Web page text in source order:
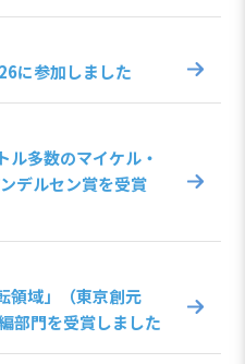
に参加しました
ル多数のマイケル・
デルセン賞を受賞
領域」（東京創元
部門を受賞しました